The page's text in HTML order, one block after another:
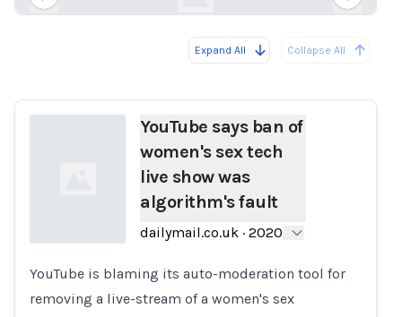
Expand All Collapse All
Loading...
YouTube says ban of
women's sex tech
live show was
algorithm's fault
dailymail.co.uk · 2020
YouTube is blaming its auto-moderation tool for
removing a live-stream of a women's sex